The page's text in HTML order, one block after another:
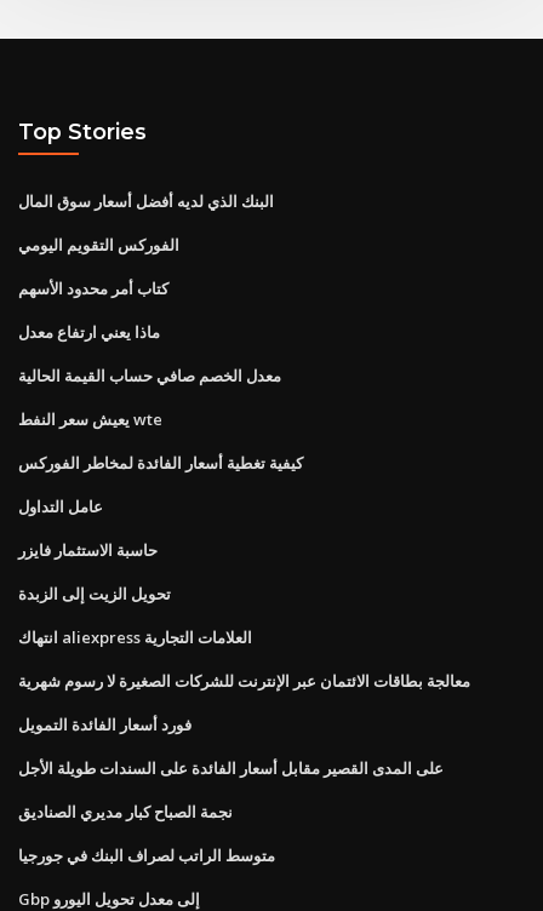
Top Stories
البنك الذي لديه أفضل أسعار سوق المال
الفوركس التقويم اليومي
كتاب أمر محدود الأسهم
ماذا يعني ارتفاع معدل
معدل الخصم صافي حساب القيمة الحالية
يعيش سعر النفط wte
كيفية تغطية أسعار الفائدة لمخاطر الفوركس
عامل التداول
حاسبة الاستثمار فايزر
تحويل الزيت إلى الزبدة
انتهاك aliexpress العلامات التجارية
معالجة بطاقات الائتمان عبر الإنترنت للشركات الصغيرة لا رسوم شهرية
فورد أسعار الفائدة التمويل
على المدى القصير مقابل أسعار الفائدة على السندات طويلة الأجل
نجمة الصباح كبار مديري الصناديق
متوسط ​​الراتب لصراف البنك في جورجيا
Gbp إلى معدل تحويل اليورو